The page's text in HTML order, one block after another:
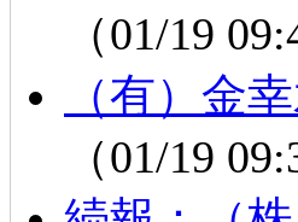
（01/19
（有）金
（01/19